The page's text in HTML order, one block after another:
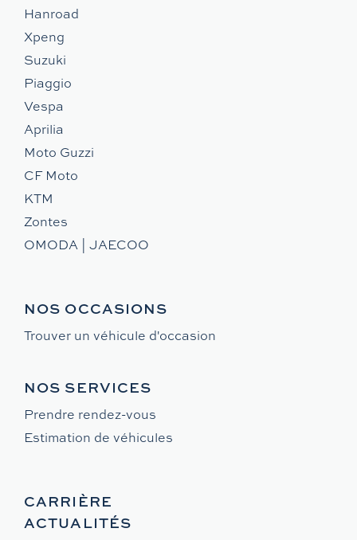
Hanroad
Xpeng
Suzuki
Piaggio
Vespa
Aprilia
Moto Guzzi
CF Moto
KTM
Zontes
OMODA | JAECOO
NOS OCCASIONS
Trouver un véhicule d'occasion
NOS SERVICES
Prendre rendez-vous
Estimation de véhicules
CARRIÈRE
ACTUALITÉS